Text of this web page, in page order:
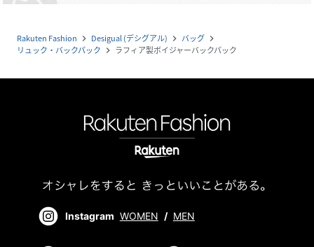
Rakuten Fashion navigate_next Desigual (デシグアル) navigate_next バッグ navigate_next
リュック・バックパック navigate_next ラフィア製ボイジャーバックパック
Instagram WOMEN / MEN